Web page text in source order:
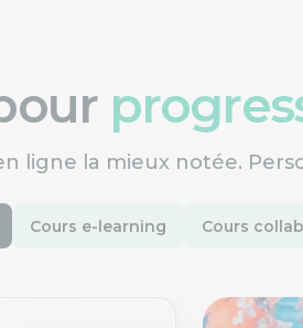
ligne la mieux notée.
Cours e-learning Cours